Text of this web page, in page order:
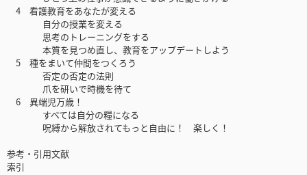
4 看護教育をあなたが変える
自分の授業を変える
思考のトレーニングをする
本質を見つめ直し、教育をアップデートしよう
5 種をまいて仲間をつくろう
否定の否定の法則
爪を研いで時機を待て
6 異端児万歳！
すべては自分の糧になる
呪縛から解放されてもっと自由に！ 楽しく！
参考・引用文献
索引